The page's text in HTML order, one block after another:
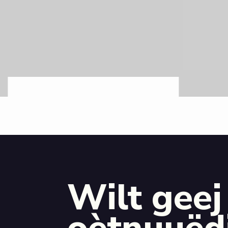
Wilt